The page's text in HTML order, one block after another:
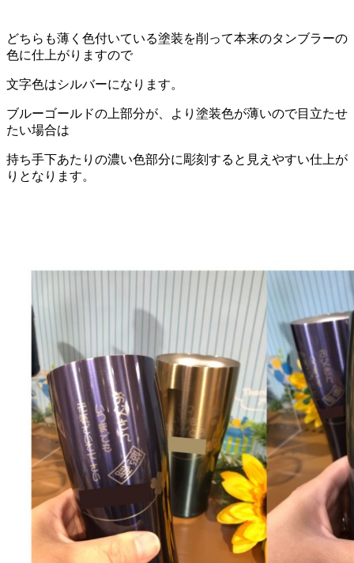
どちらも薄く色付いている塗装を削って本来のタンブラーの
色に仕上がりますので
文字色はシルバーになります。
ブルーゴールドの上部分が、より塗装色が薄いので目立たせ
たい場合は
持ち手下あたりの濃い色部分に彫刻すると見えやすい仕上が
りとなります。